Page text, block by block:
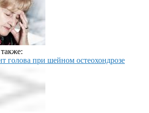
голова при шейном остеохондрозе